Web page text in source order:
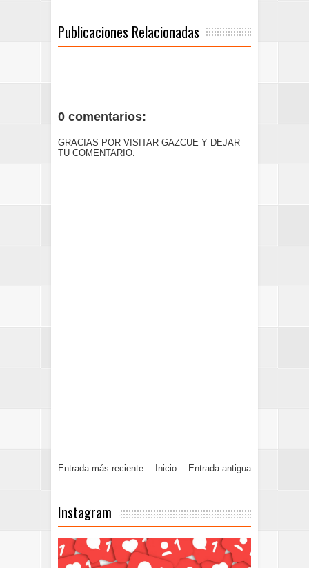
Publicaciones Relacionadas
0 comentarios:
GRACIAS POR VISITAR GAZCUE Y DEJAR
TU COMENTARIO.
Entrada más reciente Entrada antigua
Inicio
Instagram